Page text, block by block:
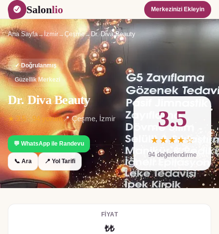
Salonlio Merkezinizi Ekleyin
Ana Sayfa→İzmir→ Çeşme→ Dr. Diva Beauty
✓ Doğrulanmış
Güzellik Merkezi
Dr. Diva Beauty
★3.5·94 yorum📍Çeşme, İzmir
💬 WhatsApp ile Randevu
📞 Ara 📍 Yol Tarifi
3.5
★★★★☆
94 değerlendirme
FIYAT
₺₺